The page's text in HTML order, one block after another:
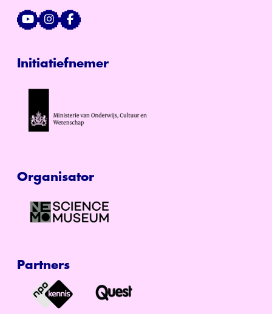
Initiatiefnemer
Organisator
Partners